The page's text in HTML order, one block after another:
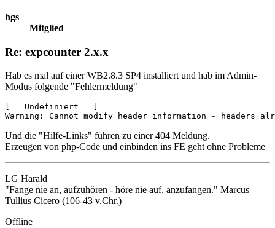
hgs
Mitglied
Re: expcounter 2.x.x
Hab es mal auf einer WB2.8.3 SP4 installiert und hab im Admin-
Modus folgende "Fehlermeldung"
[== Undefiniert ==]
Warning: Cannot modify header information - headers
Und die "Hilfe-Links" führen zu einer 404 Meldung.
Erzeugen von php-Code und einbinden ins FE geht ohne Probleme
LG Harald
"Fange nie an, aufzuhören - höre nie auf, anzufangen." Marcus
Tullius Cicero (106-43 v.Chr.)
Offline